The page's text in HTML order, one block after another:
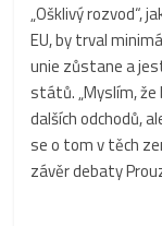
„Ošklivý rozvod“,
EU, by trval
unie zůstane a
států. „Myslím,
dalších odchodů,
se o tom v těch
závěr debaty